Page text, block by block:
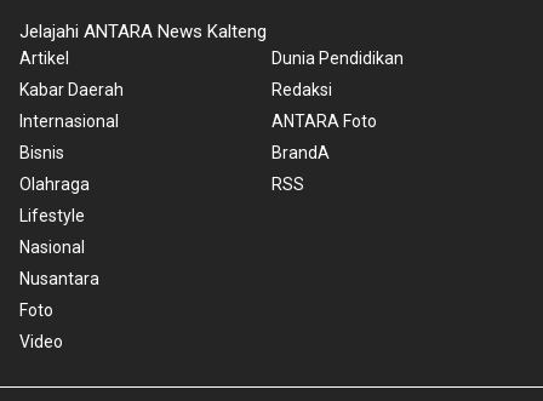
Jelajahi ANTARA News Kalteng
Artikel
Kabar Daerah
Internasional
Bisnis
Olahraga
Lifestyle
Nasional
Nusantara
Foto
Video
Dunia Pendidikan
Redaksi
ANTARA Foto
BrandA
RSS